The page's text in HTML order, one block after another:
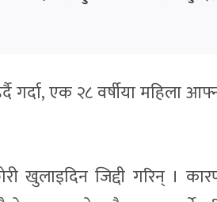
गर्दा, एक २८ वर्षीया महिला
खुलाइदिन जिद्दी गरिन् ।